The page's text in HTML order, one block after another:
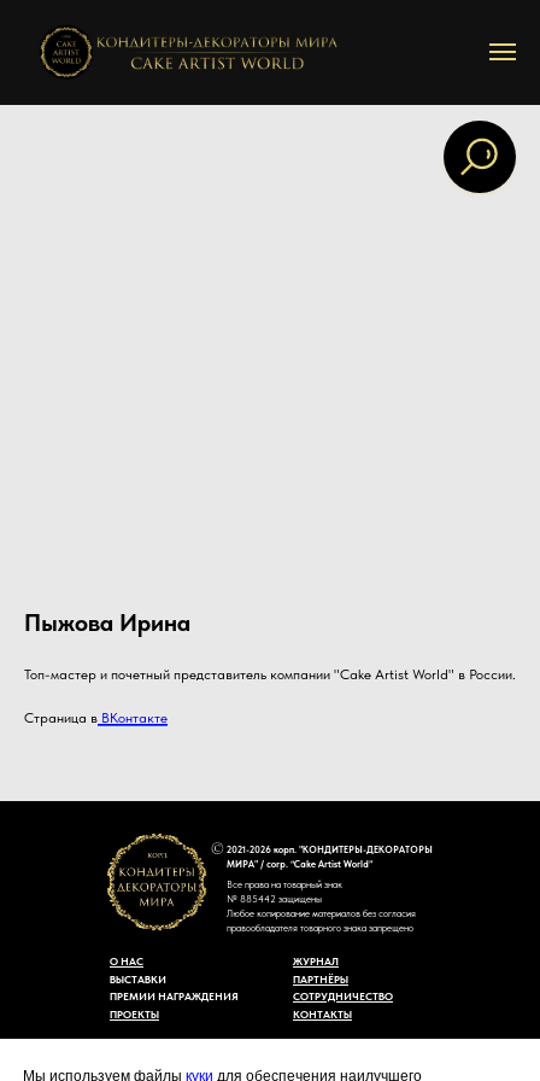
Мы используем файлы куки для обеспечения наилучшего
Пыжова Ирина
Топ-мастер и почетный представитель компании "Cake Artist World" в России.
Страница в ВКонтакте
2021-2026 корп. "КОНДИТЕРЫ-ДЕКОРАТОРЫ
МИРА" / corp. “Cake Artist World”
Все права на товарный знак
№ 885442 защищены
Любое копирование материалов без согласия
правообладателя товарного знака запрещено
КОНТАКТЫ
СОТРУДНИЧЕСТВО
ЖУРНАЛ
ПАРТНЁРЫ
ПРЕМИИ НАГРАЖДЕНИЯ
ПРОЕКТЫ
ВЫСТАВКИ
О НАС